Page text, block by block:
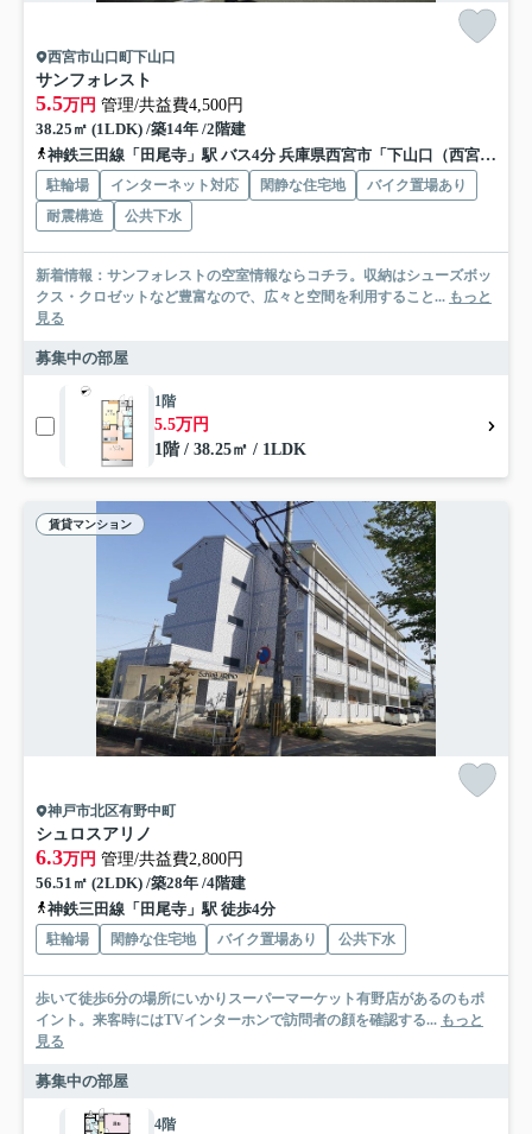
西宮市山口町下山口
サンフォレスト
5.5万円 管理/共益費4,500円
38.25㎡ (1LDK) /築14年 /2階建
神鉄三田線「田尾寺」駅 バス4分 兵庫県西宮市「下山口（西宮市）」 停歩4分
駐輪場 インターネット対応 閑静な住宅地
バイク置場あり
耐震構造
公共下水
新着情報：サンフォレストの空室情報ならコチラ。収納はシューズボッ
クス・クロゼットなど豊富なので、広々と空間を利用すること... もっと
見る
募集中の部屋
1階
5.5万円
1階 / 38.25㎡ / 1LDK
賃貸マンション
神戸市北区有野中町
シュロスアリノ
6.3万円 管理/共益費2,800円
56.51㎡ (2LDK) /築28年 /4階建
神鉄三田線「田尾寺」駅 徒歩4分
駐輪場 閑静な住宅地 バイク置場あり 公共下水
歩いて徒歩6分の場所にいかりスーパーマーケット有野店があるのもポ
イント。来客時にはTVインターホンで訪問者の顔を確認する... もっと
見る
募集中の部屋
4階